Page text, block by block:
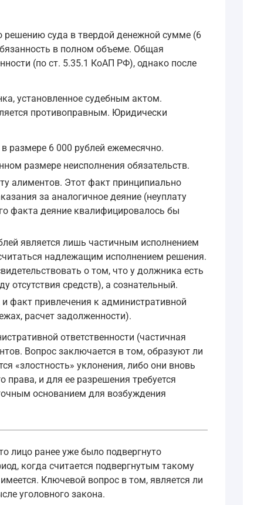
суда в твердой денежной сумме (6
в полном объеме. Общая
(по ст. 5.35.1 КоАП РФ), однако после
установленное судебным актом.
противоправным. Юридически
размере 6 000 рублей ежемесячно.
размере неисполнения обязательств.
алиментов. Этот факт принципиально
за аналогичное деяние (неуплату
факта деяние квалифицировалось бы
является лишь частичным исполнением
надлежащим исполнением решения.
о том, что у должника есть
отсутствия средств), а сознательный.
факт привлечения к административной
расчет задолженности).
ответственности (частичная
Вопрос заключается в том, образуют ли
«злостность» уклонения, либо они вновь
права, и для ее разрешения требуется
основанием для возбуждения
лицо ранее уже было подвергнуто
когда считается подвергнутым такому
Ключевой вопрос в том, является ли
уголовного закона.